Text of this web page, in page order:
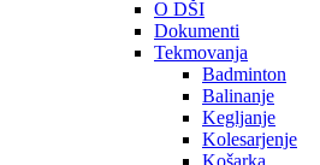
O DŠI
Dokumenti
Tekmovanja
Badminton
Balinanje
Kegljanje
Kolesarjenje
Košarka